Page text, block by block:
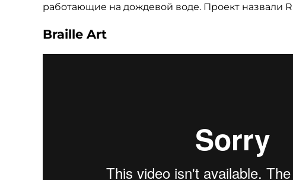
работающие на дождевой воде. Проект назвали
Braille Art